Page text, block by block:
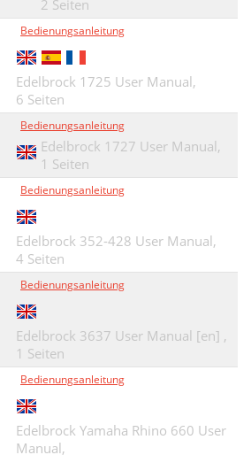
2 Seiten
Bedienungsanleitung
Edelbrock 1725 User Manual,
6 Seiten
Bedienungsanleitung
Edelbrock 1727 User Manual,
1 Seiten
Bedienungsanleitung
Edelbrock 352-428 User Manual,
4 Seiten
Bedienungsanleitung
Edelbrock 3637 User Manual [en] ,
1 Seiten
Bedienungsanleitung
Edelbrock Yamaha Rhino 660 User
Manual,